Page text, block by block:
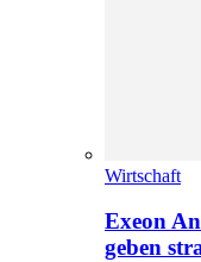
Wirtschaft
Exeon
geben